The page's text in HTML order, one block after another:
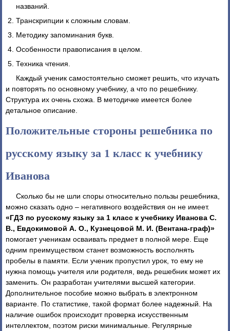
названий.
Транскрипции к сложным словам.
Методику запоминания букв.
Особенности правописания в целом.
Техника чтения.
Каждый ученик самостоятельно сможет решить, что изучать
и повторять по основному учебнику, а что по решебнику.
Структура их очень схожа. В методичке имеется более
детальное описание.
Положительные стороны решебника по
русскому языку за 1 класс к учебнику
Иванова
Сколько бы не шли споры относительно пользы решебника,
можно сказать одно – негативного воздействия он не имеет.
«ГДЗ по русскому языку за 1 класс к учебнику Иванова С.
В., Евдокимовой А. О., Кузнецовой М. И. (Вентана-граф)»
помогает ученикам осваивать предмет в полной мере. Еще
одним преимуществом станет возможность восполнять
пробелы в памяти. Если ученик пропустил урок, то ему не
нужна помощь учителя или родителя, ведь решебник может их
заменить. Он разработан учителями высшей категории.
Дополнительное пособие можно выбрать в электронном
варианте. По статистике, такой формат более надежный. На
наличие ошибок происходит проверка искусственным
интеллектом, поэтом риски минимальные. Регулярные